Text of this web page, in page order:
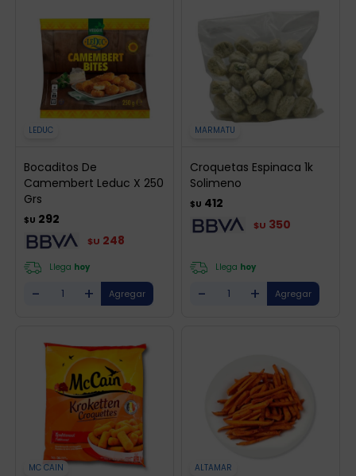
LEDUC
Bocaditos De
Camembert Leduc X 250
Grs
$U 292
$U 248
Llega hoy
- +
MARMATU
Croquetas Espinaca 1k
Solimeno
$U 412
$U 350
Llega hoy
- +
MC CAIN ALTAMAR